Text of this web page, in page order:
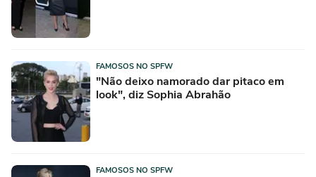
FAMOSOS NO SPFW
"Não deixo namorado dar pitaco em
look", diz Sophia Abrahão
FAMOSOS NO SPFW